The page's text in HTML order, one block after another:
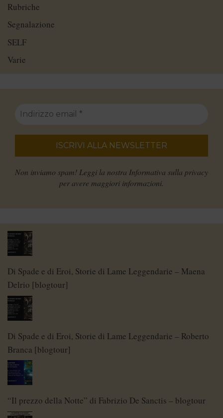
Rubriche
Segnalazione
SELF
Varie
Non inviamo spam! Leggi la nostra Informativa sulla privacy
per avere maggiori informazioni.
Di Spade e di Eroi, Storie di Lame Leggendarie – Maena
Delrio [blogtour]
Di Spade e di Eroi, Storie di Lame Leggendarie – Roberto
Branca [blogtour]
“Il prezzo della Notte” di Fabrizio De Sanctis – blogtour